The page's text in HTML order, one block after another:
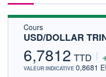
Cours
USD/DOLLAR
6,7812 TTD
VALEUR INDICATIVE 0,8681